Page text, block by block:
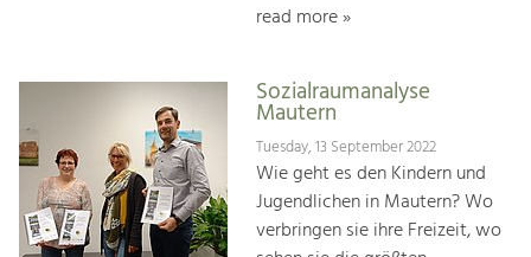
read more »
Sozialraumanalyse
Mautern
Tuesday, 13 September 2022
Wie geht es den Kindern und
Jugendlichen in Mautern? Wo
verbringen sie ihre Freizeit, wo